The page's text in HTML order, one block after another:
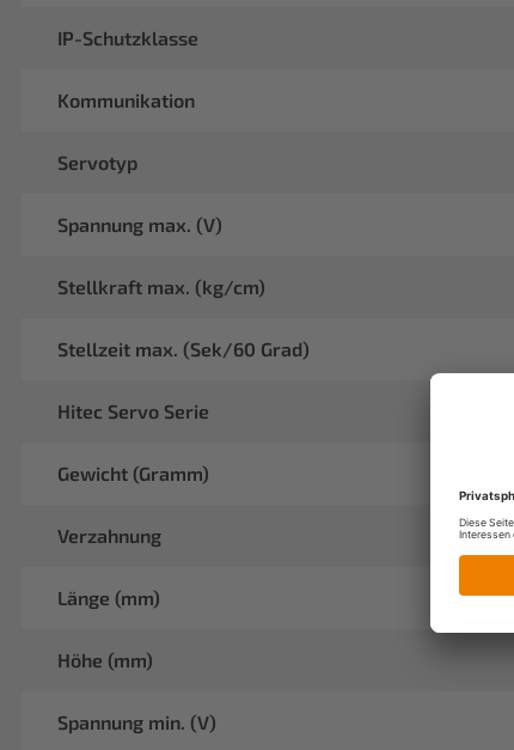
IP-Schutzklasse
Kommunikation
Servotyp
Spannung max. (V)
Stellkraft max. (kg/cm)
Stellzeit max. (Sek/60 Grad)
Hitec Servo Serie
Gewicht (Gramm)
Verzahnung
Länge (mm)
Höhe (mm)
Spannung min. (V)